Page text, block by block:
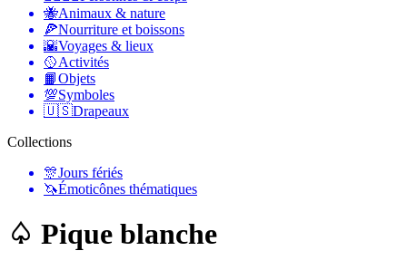
🐝Animaux & nature
🍕Nourriture et boissons
🌇Voyages & lieux
🥎Activités
📙Objets
💯Symboles
🇺🇸Drapeaux
Collections
🎊Jours fériés
🦄Émoticônes thématiques
♤ Pique blanche